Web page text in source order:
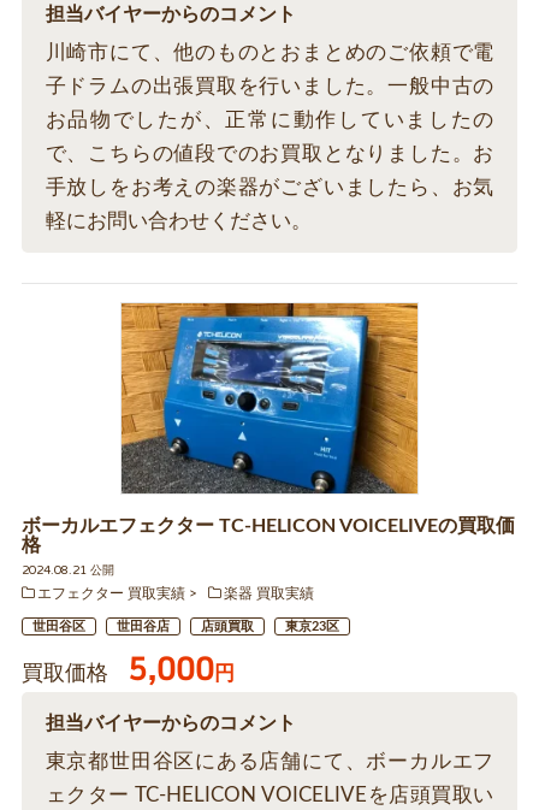
担当バイヤーからのコメント
川崎市にて、他のものとおまとめのご依頼で電
子ドラムの出張買取を行いました。一般中古の
お品物でしたが、正常に動作していましたの
で、こちらの値段でのお買取となりました。お
手放しをお考えの楽器がございましたら、お気
軽にお問い合わせください。
ボーカルエフェクター TC-HELICON VOICELIVEの買取価
格
2024.08.21 公開
エフェクター 買取実績
楽器 買取実績
世田谷区 世田谷店 店頭買取 東京23区
買取価格 5,000円
担当バイヤーからのコメント
東京都世田谷区にある店舗にて、ボーカルエフ
ェクター TC-HELICON VOICELIVEを店頭買取い